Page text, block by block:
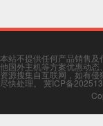
本站不提供任何产品销售
他国外主机等方案优惠动
资源搜集自互联网，如有
尽快处理。冀ICP备